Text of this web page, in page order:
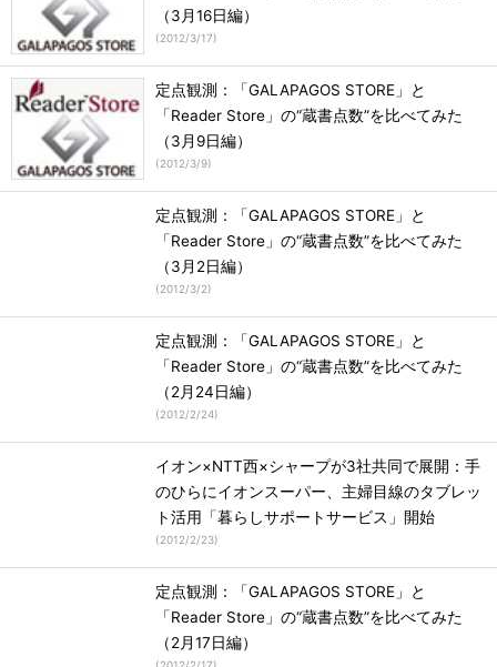
（3月16日編）
(2012/3/17)
定点観測：「GALAPAGOS STORE」と
「Reader Store」の“蔵書点数”を比べてみた
（3月9日編）
(2012/3/9)
定点観測：「GALAPAGOS STORE」と
「Reader Store」の“蔵書点数”を比べてみた
（3月2日編）
(2012/3/2)
定点観測：「GALAPAGOS STORE」と
「Reader Store」の“蔵書点数”を比べてみた
（2月24日編）
(2012/2/24)
イオン×NTT西×シャープが3社共同で展開：手
のひらにイオンスーパー、主婦目線のタブレッ
ト活用「暮らしサポートサービス」開始
(2012/2/23)
定点観測：「GALAPAGOS STORE」と
「Reader Store」の“蔵書点数”を比べてみた
（2月17日編）